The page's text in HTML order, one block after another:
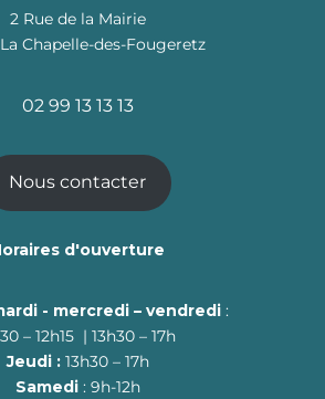
2 Rue de la Mairie
Chapelle-des-Fougeretz
02 99 13 13 13
Nous contacter
d'ouverture
- mercredi – vendredi :
– 12h15 | 13h30 – 17h
Jeudi :13h30 – 17h
Samedi : 9h-12h